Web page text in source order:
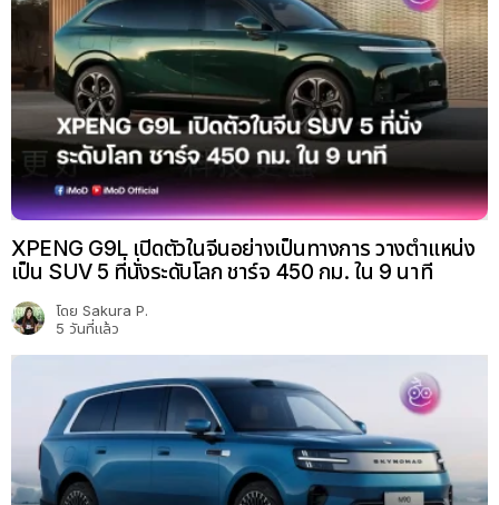
XPENG G9L เปิดตัวในจีนอย่างเป็นทางการ วางตำแหน่ง
เป็น SUV 5 ที่นั่งระดับโลก ชาร์จ 450 กม. ใน 9 นาที
โดย Sakura P.
5 วันที่แล้ว